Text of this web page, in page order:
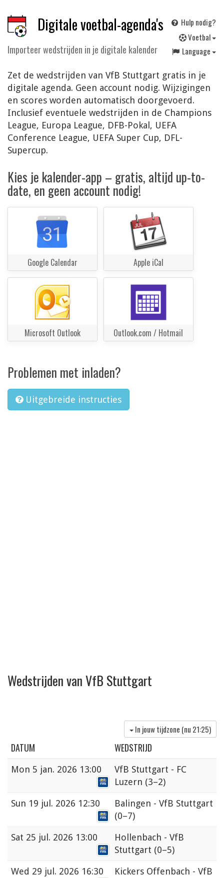
Digitale voetbal-agenda's
Importeer wedstrijden in je digitale kalender
Hulp nodig?
Voetbal
Language
Zet de wedstrijden van VfB Stuttgart gratis in je
digitale agenda. Geen account nodig. Wijzigingen
en scores worden automatisch doorgevoerd.
Inclusief eventuele wedstrijden in de Champions
League, Europa League, DFB-Pokal, UEFA
Conference League, UEFA Super Cup, DFL-
Supercup.
Kies je kalender-app – gratis, altijd up-to-
date, en geen account nodig!
Google Calendar Apple iCal
Microsoft Outlook Outlook.com / Hotmail
Problemen met inladen?
Uitgebreide instructies
Wedstrijden van VfB Stuttgart
In jouw tijdzone (nu 21:25)
DATUM WEDSTRIJD
Mon 5 jan. 2026 13:00
VfB Stuttgart - FC
Luzern (3–2)
Sun 19 jul. 2026 12:30
Balingen - VfB Stuttgart
(0–7)
Sat 25 jul. 2026 13:00
Hollenbach - VfB
Stuttgart (0–5)
Wed 29 jul. 2026 16:30
Kickers Offenbach - VfB